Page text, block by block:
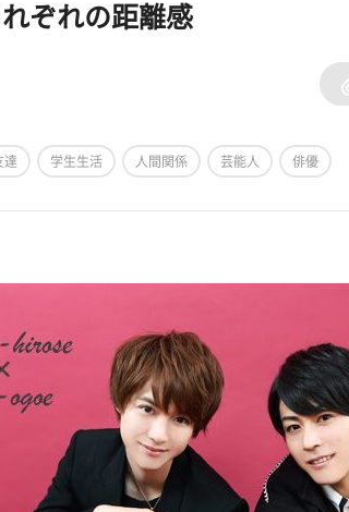
ぞれの距離感
達 学生生活 人間関係 芸能人 俳優